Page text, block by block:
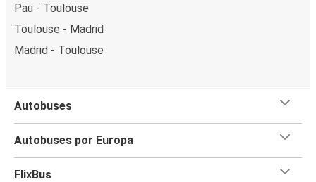
Pau - Toulouse
Toulouse - Madrid
Madrid - Toulouse
Autobuses
Autobuses por Europa
FlixBus